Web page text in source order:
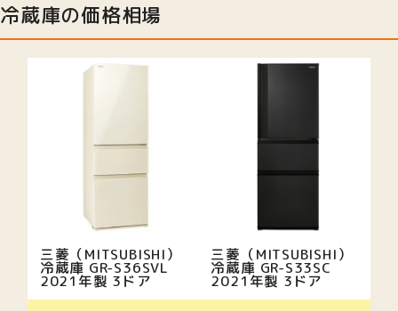
冷蔵庫の価格相場
三菱（MITSUBISHI）
冷蔵庫 GR-S36SVL
2021年製 3ドア
三菱（MITSUBISHI）
冷蔵庫 GR-S33SC
2021年製 3ドア